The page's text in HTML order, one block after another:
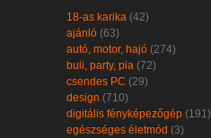
18-as karika (42)
ajánló (63)
autó, motor, hajó (274)
buli, party, pia (72)
csendes PC (29)
design (710)
digitális fényképezőgép (191)
egészséges életmód (3)